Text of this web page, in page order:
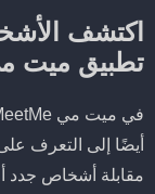
اكتشف
تطبيق ميت
أيضًا إلى التعرف
مقابلة أشخاص جدد